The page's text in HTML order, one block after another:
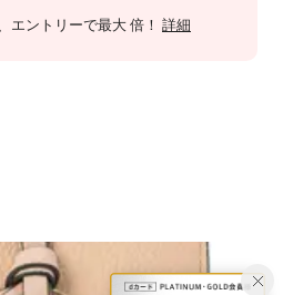
、エントリーで最大 倍！ 詳細